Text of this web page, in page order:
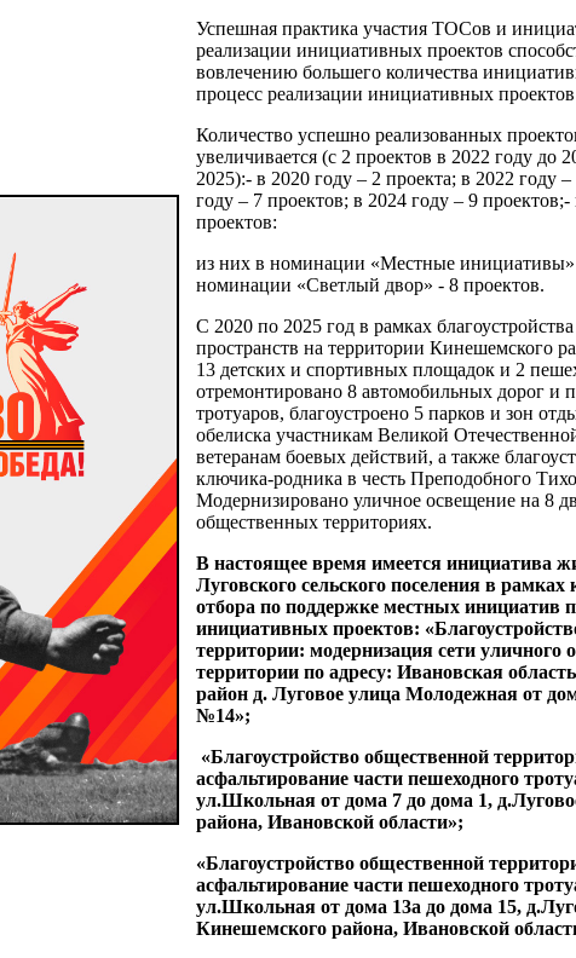
Успешная практика участия ТОСов и
реализации инициативных проектов
вовлечению большего количества
процесс реализации инициативных
Количество успешно реализованных
увеличивается (с 2 проектов в 2022 году до
2025):- в 2020 году – 2 проекта; в 2022 году
году – 7 проектов; в 2024 году – 9
проектов:
из них в номинации «Местные инициативы»
номинации «Светлый двор» - 8 проектов.
С 2020 по 2025 год в рамках
пространств на территории Кинешемского
13 детских и спортивных площадок и 2
отремонтировано 8 автомобильных дорог и
тротуаров, благоустроено 5 парков и зон
обелиска участникам Великой
ветеранам боевых действий, а также
ключика-родника в честь Преподобного
Модернизировано уличное освещение на 8
общественных территориях.
В настоящее время имеется инициатива
Луговского сельского поселения в рамках
отбора по поддержке местных инициатив
инициативных проектов:
территории: модернизация сети уличного
территории по адресу: Ивановская
район д. Луговое улица Молодежная от
№14»;
«Благоустройство общественной
асфальтирование части пешеходного
ул.Школьная от дома 7 до дома 1,
района, Ивановской области»;
«Благоустройство общественной
асфальтирование части пешеходного
ул.Школьная от дома 13а до дома 15,
Кинешемского района, Ивановской